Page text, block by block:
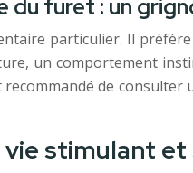
du furet : un
particulier. Il
un comportement
de
vie stimulant